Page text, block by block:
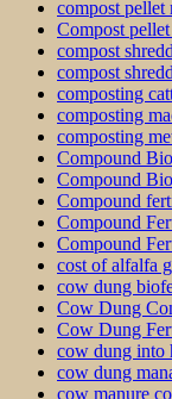
compost pellet
Compost
compost
compost
composting
composting
composting
Compound
Compound
Compound
Compound
Compound
cost of alfalfa
cow dung
Cow Dung
Cow Dung
cow dung into
cow dung
cow manure